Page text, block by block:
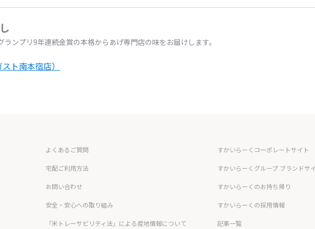
ランプリ9年連続金賞の本格からあげ専門店の味をお届けします。
ト南本宿店）
よくあるご質問
宅配ご利用方法
お問い合わせ
安全・安心への取り組み
「米トレーサビリティ法」による産地情報について
すかいらーくコーポレートサイト
すかいらーくグループ ブランドサ
すかいらーくのお持ち帰り
すかいらーくの採用情報
記事一覧